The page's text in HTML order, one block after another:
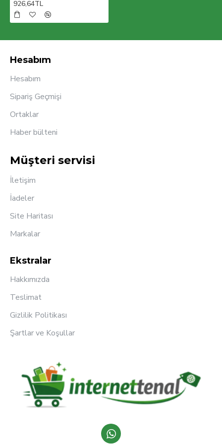
926,64TL
Hesabım
Hesabım
Sipariş Geçmişi
Ortaklar
Haber bülteni
Müşteri servisi
İletişim
İadeler
Site Haritası
Markalar
Ekstralar
Hakkımızda
Teslimat
Gizlilik Politikası
Şartlar ve Koşullar